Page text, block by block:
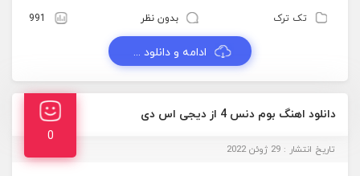
تک ترک بدون نظر 991
ادامه و دانلود ...
دانلود اهنگ بوم دنس 4 از دیجی اس دی
0
تاریخ انتشار : 29 ژوئن 2022